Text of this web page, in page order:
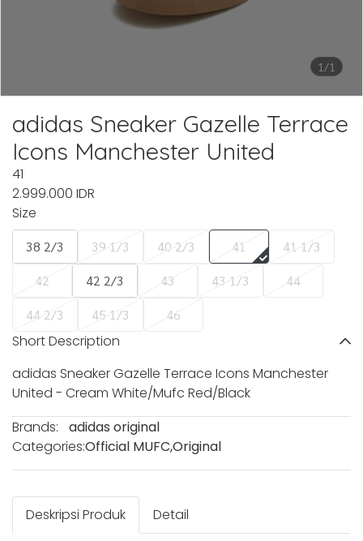
1/1
adidas Sneaker Gazelle Terrace
Icons Manchester United
41
2.999.000 IDR
Size
38 2/3 39 1/3 40 2/3 41
41 1/3
42
42 2/3 43 43 1/3
44
44 2/3
45 1/3 46
Short Description
adidas Sneaker Gazelle Terrace Icons Manchester
United - Cream White/Mufc Red/Black
Brands:
adidas original
Categories:Official MUFC,Original
Deskripsi Produk Detail